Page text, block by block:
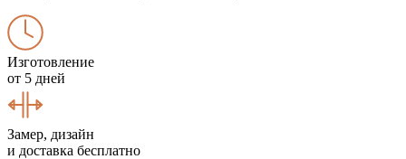
Изготовление
от 5 дней
Замер, дизайн
и доставка бесплатно